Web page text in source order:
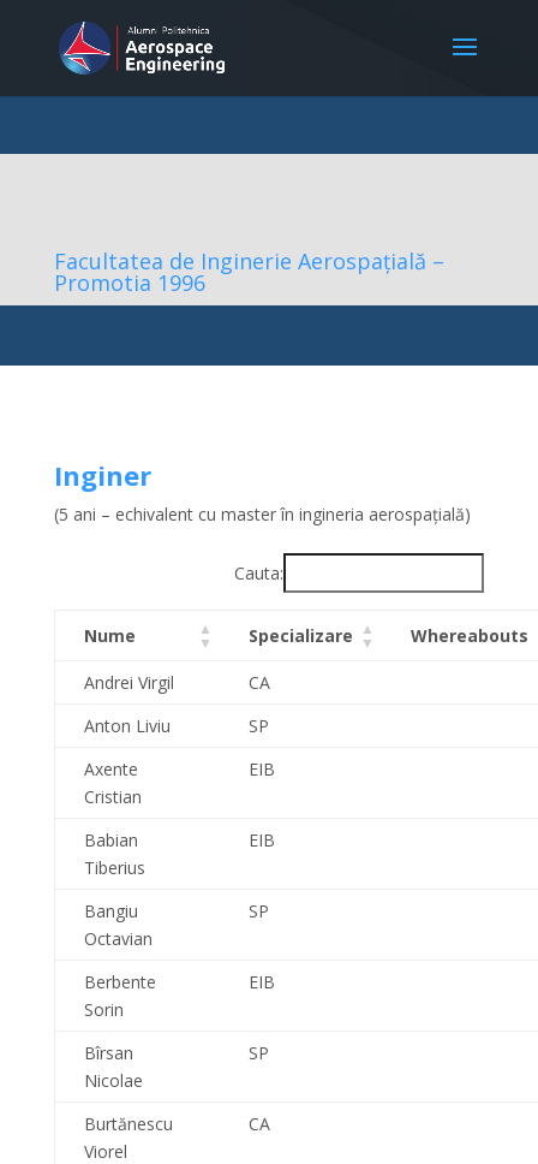
Facultatea de Inginerie Aerospațială –
Promotia 1996
Inginer
(5 ani – echivalent cu master în ingineria aerospațială)
Cauta:
Nume Specializare Whereabouts
Andrei Virgil
CA
Anton Liviu
SP
Axente
Cristian
EIB
Babian
Tiberius
EIB
Bangiu
Octavian
SP
Berbente
Sorin
EIB
Bîrsan
Nicolae
SP
Burtănescu
Viorel
CA